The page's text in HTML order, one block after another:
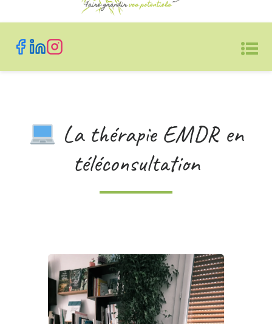
La thérapie EMDR en
téléconsultation